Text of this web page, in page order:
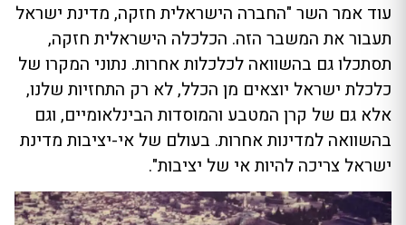
עוד אמר השר "החברה הישראלית חזקה, מדינת ישראל
תעבור את המשבר הזה. הכלכלה הישראלית חזקה,
תסתכלו גם בהשוואה לכלכלות אחרות. נתוני המקרו של
כלכלת ישראל יוצאים מן הכלל, לא רק התחזיות שלנו,
אלא גם של קרן המטבע והמוסדות הבינלאומיים, וגם
בהשוואה למדינות אחרות. בעולם של אי-יציבות מדינת
ישראל צריכה להיות אי של יציבות".